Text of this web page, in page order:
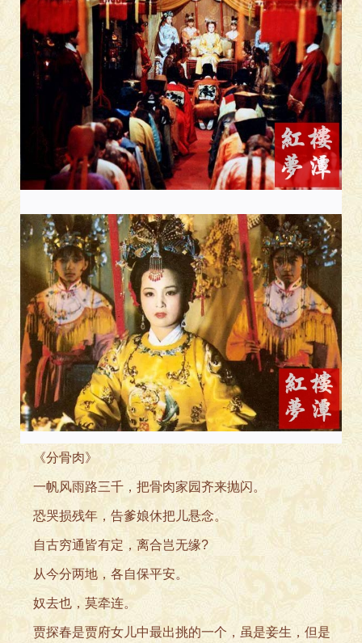
《分骨肉》
一帆风雨路三千，把骨肉家园齐来抛闪。
恐哭损残年，告爹娘休把儿悬念。
自古穷通皆有定，离合岂无缘?
从今分两地，各自保平安。
奴去也，莫牵连。
贾探春是贾府女儿中最出挑的一个，虽是妾生，但是